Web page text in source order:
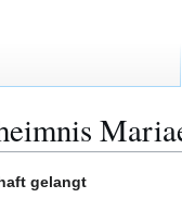
gelangt